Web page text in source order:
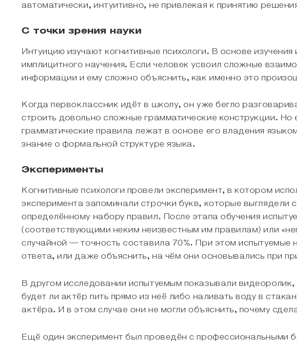
автоматически, интуитивно, не привлекая к принятию
С точки зрения науки
Интуицию изучают когнитивные психологи. В основе
имплицитного научения. Если человек усвоил сложные
информации и ему сложно объяснить, как именно это
Когда первоклассник идёт в школу, он уже бегло
строить довольно сложные грамматические конструкции.
грамматические правила лежат в основе его владения
знание о формальной структуре языка.
Эксперименты
Когнитивные психологи провели эксперимент, в котором
эксперимента запоминали строчки букв, которые
определённому набору правил. После этапа обучения
(соответствующими неким неизвестным им правилам) или
случайной — точность составила 70%. При этом
ответа, или даже объяснить, на чём они основывались при
В другом исследовании испытуемым показывали
будет ли актёр пить прямо из неё либо наливать воду в
актёра. И в этом случае они не могли объяснить, почему
Ещё один эксперимент был проведён с профессиональными